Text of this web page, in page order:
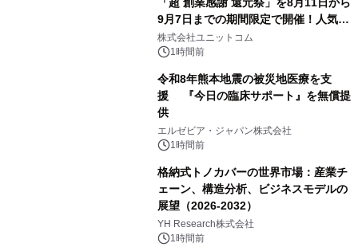
9月7日までの期間限定で開催！人気の
ゲーミングPCや高性能ノートPCなど
対象iiyama PCのご購入で最大3万円分
株式会社ユニットコム
1時間前
令和8年熊本地震の被災地医療を支
援 『今日の臨床サポート』を無償提
供
エルゼビア・ジャパン株式会社
1時間前
格納式トノカバーの世界市場：産業チ
ェーン、構造分析、ビジネスモデルの
展望（2026-2032）
YH Research株式会社
1時間前